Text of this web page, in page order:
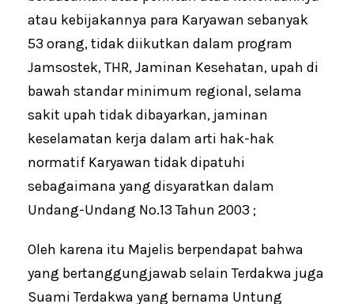
atau kebijakannya para Karyawan sebanyak
53 orang, tidak diikutkan dalam program
Jamsostek, THR, Jaminan Kesehatan, upah di
bawah standar minimum regional, selama
sakit upah tidak dibayarkan, jaminan
keselamatan kerja dalam arti hak-hak
normatif Karyawan tidak dipatuhi
sebagaimana yang disyaratkan dalam
Undang-Undang No.13 Tahun 2003 ;
Oleh karena itu Majelis berpendapat bahwa
yang bertanggungjawab selain Terdakwa juga
Suami Terdakwa yang bernama Untung